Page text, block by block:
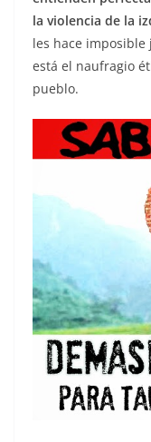
la violencia de la
les hace
está el naufragio
pueblo.